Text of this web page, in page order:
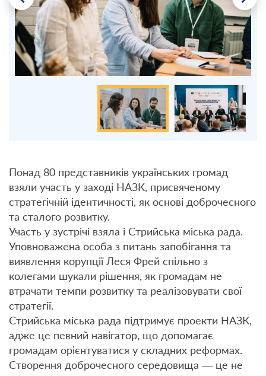
Понад 80 представників українських громад
взяли участь у заході НАЗК, присвяченому
стратегічній ідентичності, як основі доброчесного
та сталого розвитку.
Участь у зустрічі взяла і Стрийська міська рада.
Уповноважена особа з питань запобігання та
виявлення корупції Леся Фрей спільно з
колегами шукали рішення, як громадам не
втрачати темпи розвитку та реалізовувати свої
стратегії.
Стрийська міська рада підтримує проекти НАЗК,
адже це певний навігатор, що допомагає
громадам орієнтуватися у складних реформах.
Створення доброчесного середовища — це не